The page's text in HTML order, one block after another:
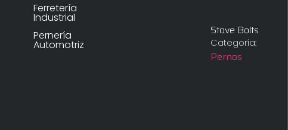
Ferretería
Industrial
Pernería
Automotriz
Stove Bolts
Categoría:
Pernos